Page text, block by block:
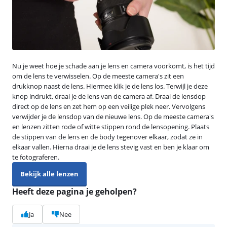
Nu je weet hoe je schade aan je lens en camera voorkomt, is het tijd
om de lens te verwisselen. Op de meeste camera's zit een
drukknop naast de lens. Hiermee klik je de lens los. Terwijl je deze
knop indrukt, draai je de lens van de camera af. Draai de lensdop
direct op de lens en zet hem op een veilige plek neer. Vervolgens
verwijder je de lensdop van de nieuwe lens. Op de meeste camera's
en lenzen zitten rode of witte stippen rond de lensopening. Plaats
de stippen van de lens en de body tegenover elkaar, zodat ze in
elkaar vallen. Hierna draai je de lens stevig vast en ben je klaar om
te fotograferen.
Bekijk alle lenzen
Heeft deze pagina je geholpen?
Ja Nee